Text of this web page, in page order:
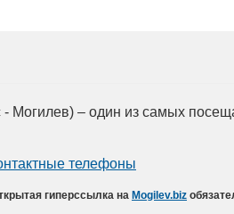
Могилев) – один из самых
телефоны
гиперссылка на Mogilev.biz